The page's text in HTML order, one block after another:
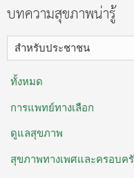
บทความสุขภาพน่ารู้
สำหรับประชาชน
ทั้งหมด
การแพทย์ทางเลือก
ดูแลสุขภาพ
สุขภาพทางเพศและครอบค